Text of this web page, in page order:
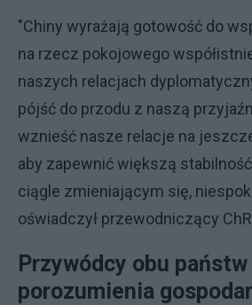
"Chiny wyrażają gotowość do
na rzecz pokojowego
naszych relacjach
pójść do przodu z naszą
wznieść nasze relacje na
aby zapewnić większą
ciągle zmieniającym się,
oświadczył przewodniczący
Przywódcy obu
porozumienia